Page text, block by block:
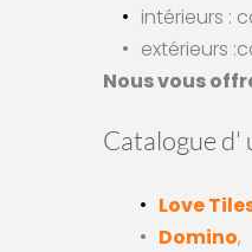
intérieurs :
extérieurs
Nous vous
Catalogue d'
Love
Domino,